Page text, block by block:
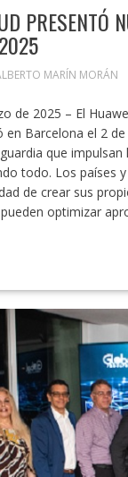
PRESENTÓ
MARÍN MORÁN
de 2025 – El
en Barcelona el 2
que
todo. Los países
de crear sus
optimizar